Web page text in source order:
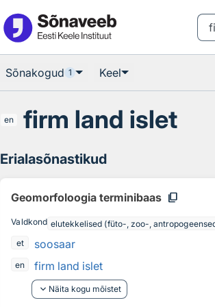
Sõnakogud 1 Keel
en firm land islet
Erialasõnastikud
Geomorfoloogia terminibaas content_copy
Valdkond elutekkelised (füto-, zoo-,
et
soosaar
en
firm land islet
keyboard_arrow_down Näita kogu mõistet